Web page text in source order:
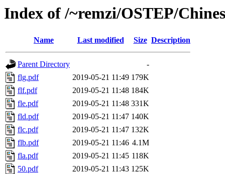
Index of /~remzi/OSTEP/
Name Last modified Size Description
Parent Directory
-
flg.pdf
2019-05-21 11:49 179K
flf.pdf
2019-05-21 11:48 184K
fle.pdf
2019-05-21 11:48 331K
fld.pdf
2019-05-21 11:47 140K
flc.pdf
2019-05-21 11:47 132K
flb.pdf
2019-05-21 11:46 4.1M
fla.pdf
2019-05-21 11:45 118K
50.pdf
2019-05-21 11:43 125K